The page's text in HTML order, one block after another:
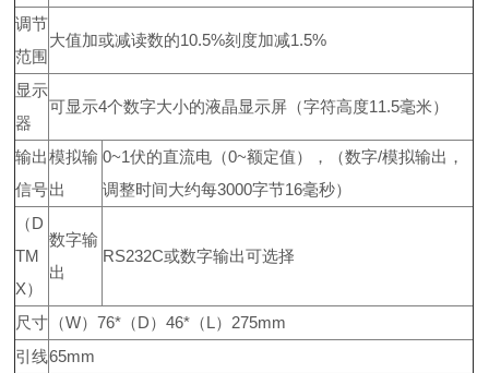
调节
范围
大值加或减读数的10.5%刻度加减1.5%
显示
器
可显示4个数字大小的液晶显示屏（字符高度11.5毫米）
输出
信号
模拟输
出
0~1伏的直流电（0~额定值），（数字/模拟输出，
调整时间大约每3000字节16毫秒）
（D
TM
X）
数字输
出
RS232C或数字输出可选择
尺寸 （W）76*（D）46*（L）275mm
引线65mm